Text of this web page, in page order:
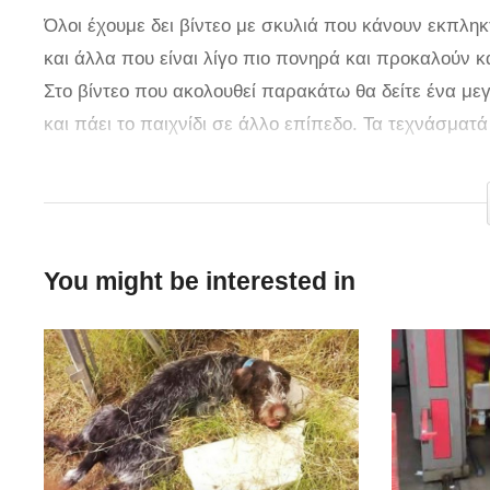
Όλοι έχουμε δει βίντεο με σκυλιά που κάνουν
και άλλα που είναι λίγο πιο πονηρά και προκαλούν
Στο βίντεο που ακολουθεί παρακάτω θα δείτε ένα
και πάει το παιχνίδι σε άλλο επίπεδο. Τα
Αξιοπρόσεκτο είναι επίσης το γεγονός πως δεν
Είναι όμορφο να βλέπει κάποιος ένα τέτοιο σκύλο να
ικανότητες. Συγχαρητήρια στους εκπαιδευτές του και
via
You might be interested in